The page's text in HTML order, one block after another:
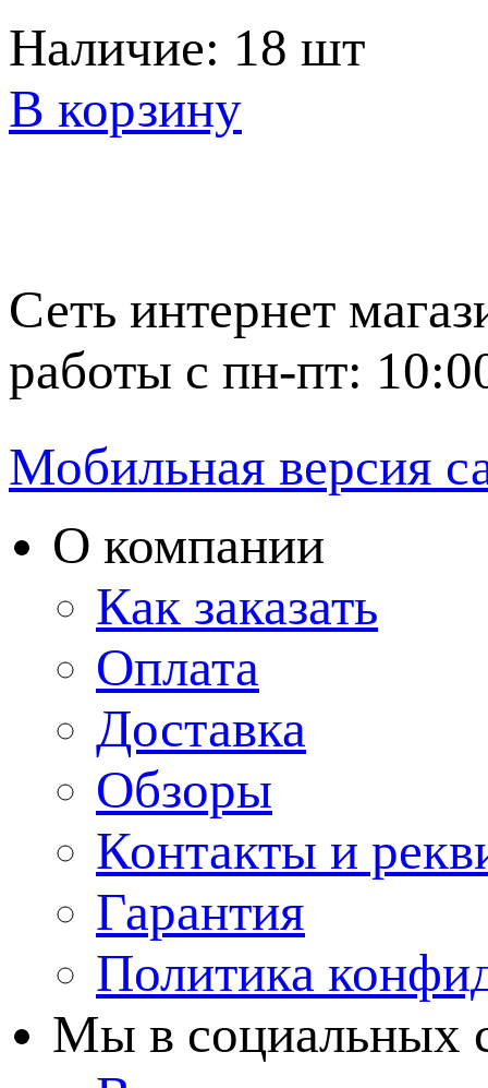
Наличие: 18 шт
В корзину
Сеть интернет
работы с пн-пт:
Мобильная версия
О компании
Как заказать
Оплата
Доставка
Обзоры
Контакты и
Гарантия
Политика
Мы в cоциальных